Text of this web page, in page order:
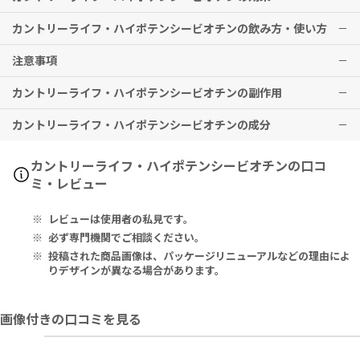
皮膚や髪の毛、爪などの健康サポート、糖質の代謝促進及び、アレル
ギー性皮膚炎のケアなどの効果が期待できます。
※有用性には個人差がありますことを予めご了承ください。
※メーカー推奨摂取期間として3ヶ月以上の継続摂取を推奨
しており
ます。
カントリーライフ・ハイポテンシービオチンの飲み方・使い方
1日1カプセルを、食事の際にお召し上がりください。
注意事項
本品は、多量摂取により疾病が治癒したり、より健康が増進するもの
ではありません。1日の摂取目安量を必ず守り、過剰な摂取はお控え
ください。
妊娠中・妊娠の可能性のある方・授乳中の方は、本品を摂取する前に
必ず医師にご相談ください。
本品や、含有成分にアレルギーのある方は、使用をお控えください。
ださい。
子供の手の届かないところに保管してください。
直射日光の当たらない涼しい場所に保管してください。
ビオチンの多量摂取は、疾病等の検査結果に影響を与える場合がござ
カントリーライフ・ハイポテンシービオチンの副作用
特に副作用は報告されておりませんが、異常を感じた際はただちに使
カントリーライフ・ハイポテンシービオチンの成分
Serving Size 1 Capsule:
Biotin (as d-Biotin) 5000mcg (5mg)
Other Ingredients: Cellulose, Hypromellose (Capsule Shell).
1カプセルあたり：
ビオチン（d-ビオチン） 5000mcg(5mg)
■ハイポテンシービオチン10mg
カントリーライフ・ハイポテンシービオチンの口コ
ミ・レビュー
レビューは使用者の私見です。
必ず専門機関でご相談ください。
投稿された商品画像は、パッケージリニューアルなどの理由によ
りデザインが異なる場合があります。
画像付きの口コミを見る